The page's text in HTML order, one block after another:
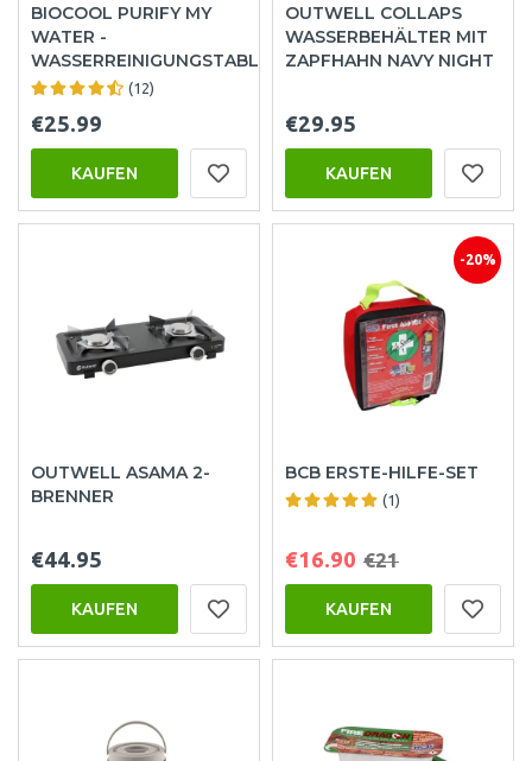
BIOCOOL PURIFY MY
WATER -
WASSERREINIGUNGSTABLETTEN
(12)
€25.99
KAUFEN
OUTWELL COLLAPS
WASSERBEHÄLTER MIT
ZAPFHAHN NAVY NIGHT
€29.95
KAUFEN
OUTWELL ASAMA 2-
BRENNER
€44.95
KAUFEN
-20%
BCB ERSTE-HILFE-SET
(1)
€16.90 €21
KAUFEN